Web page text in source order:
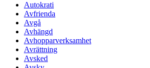
Autokrati
Avfrienda
Avgå
Avhängd
Avhopparverksamhet
Avrättning
Avsked